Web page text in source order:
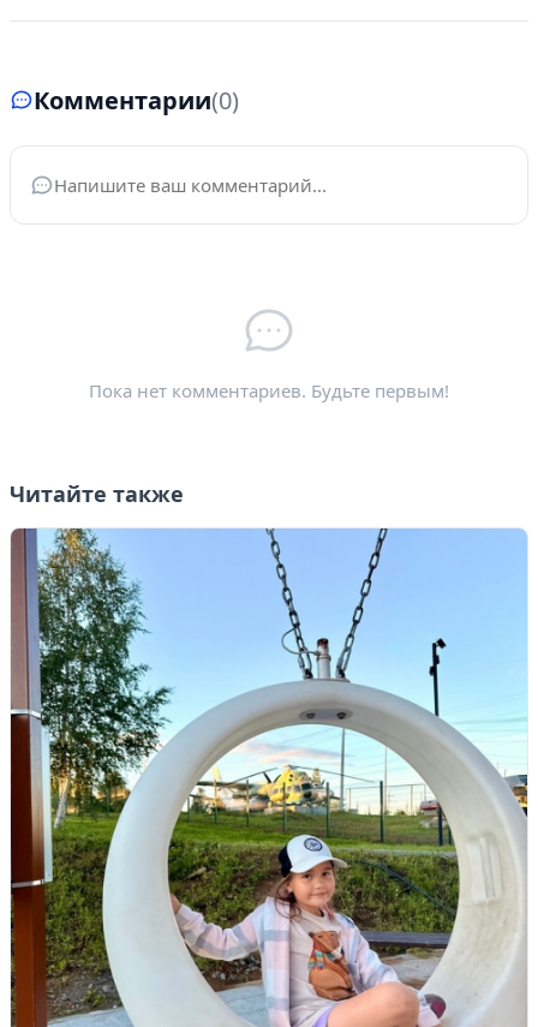
Комментарии(0)
Ваше имя*
Пока нет комментариев. Будьте первым!
Читайте также